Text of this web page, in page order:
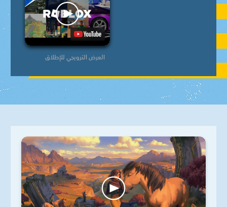
العرض الترويجي للإطلاق